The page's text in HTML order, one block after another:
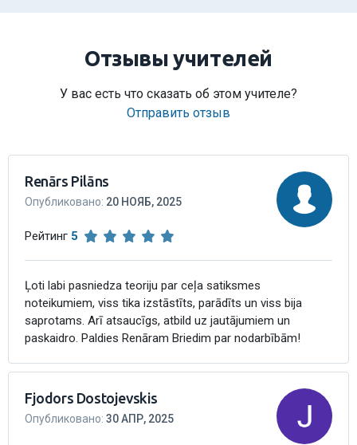
Отзывы учителей
У вас есть что сказать об этом учителе?
Отправить отзыв
Renārs Pilāns
Опубликовано: 20 НОЯБ, 2025
Рейтинг 5
Ļoti labi pasniedza teoriju par ceļa satiksmes
noteikumiem, viss tika izstāstīts, parādīts un viss bija
saprotams. Arī atsaucīgs, atbild uz jautājumiem un
paskaidro. Paldies Renāram Briedim par nodarbībām!
Fjodors Dostojevskis
Опубликовано: 30 АПР, 2025